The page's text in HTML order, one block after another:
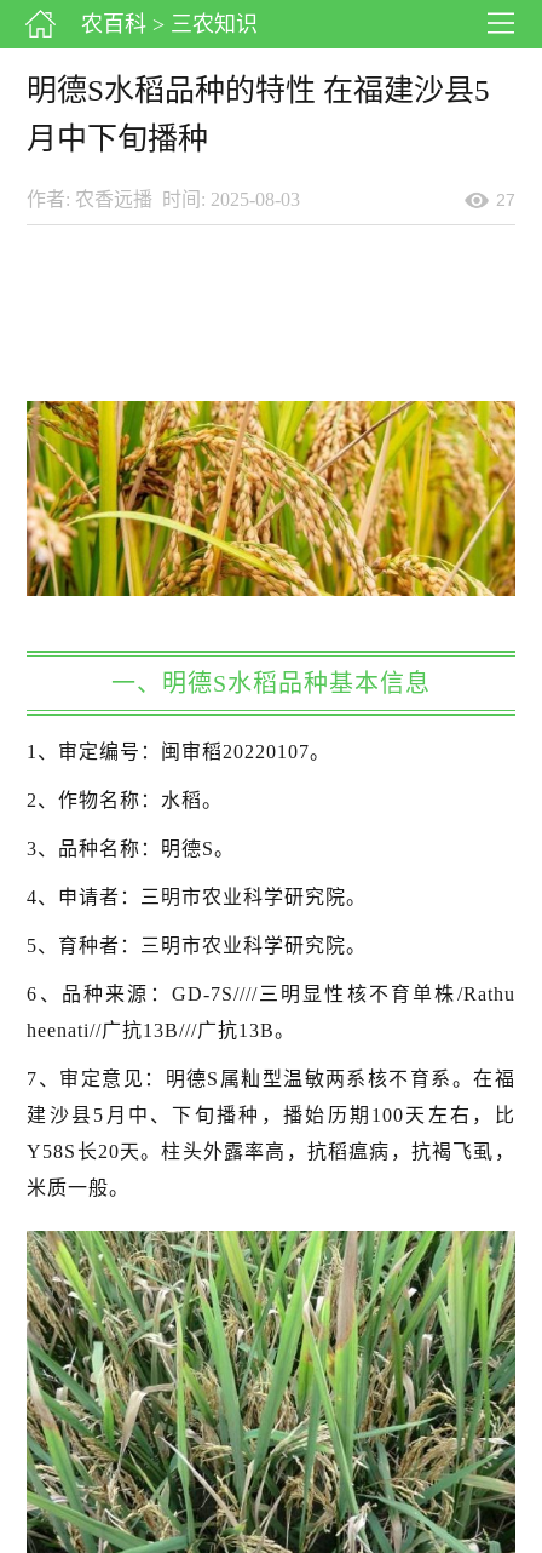
农百科 > 三农知识
明德S水稻品种的特性 在福建沙县5
月中下旬播种
作者: 农香远播 时间: 2025-08-03 27
一、明德S水稻品种基本信息
1、审定编号：闽审稻20220107。
2、作物名称：水稻。
3、品种名称：明德S。
4、申请者：三明市农业科学研究院。
5、育种者：三明市农业科学研究院。
6、品种来源：GD-7S////三明显性核不育单株/Rathu
heenati//广抗13B///广抗13B。
7、审定意见：明德S属籼型温敏两系核不育系。在福
建沙县5月中、下旬播种，播始历期100天左右，比
Y58S长20天。柱头外露率高，抗稻瘟病，抗褐飞虱，
米质一般。